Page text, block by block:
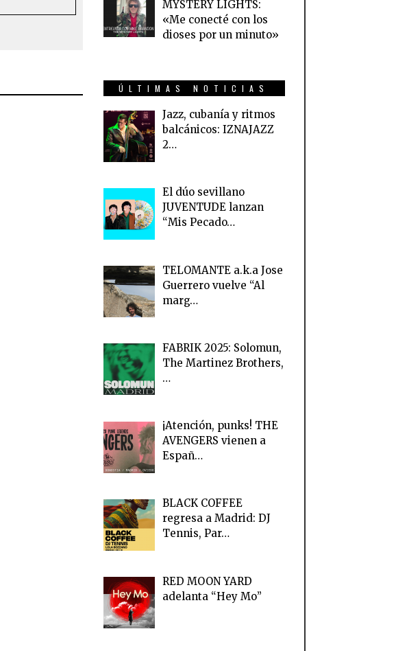
MYSTERY LIGHTS:
«Me conecté con los
dioses por un minuto»
ÚLTIMAS NOTICIAS
Jazz, cubanía y ritmos
balcánicos: IZNAJAZZ
2…
El dúo sevillano
JUVENTUDE lanzan
“Mis Pecado…
TELOMANTE a.k.a Jose
Guerrero vuelve “Al
marg…
FABRIK 2025: Solomun,
The Martinez Brothers,
…
¡Atención, punks! THE
AVENGERS vienen a
Españ…
BLACK COFFEE
regresa a Madrid: DJ
Tennis, Par…
RED MOON YARD
adelanta “Hey Mo”